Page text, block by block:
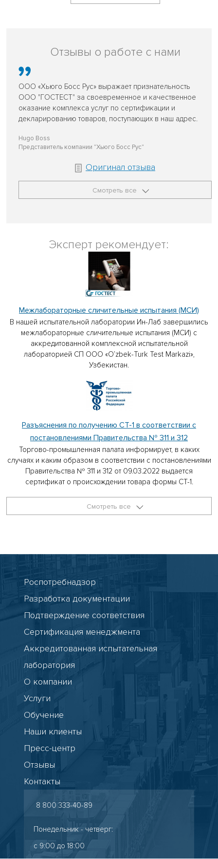
Отзывы о работе с нами
ООО «Хьюго Босс Рус» выражает признательность
ООО "ГОСТЕСТ" за своевременное и качественное
оказание комплекса услуг по сертификации и
декларированию товаров, поступающих в наш адрес.
Hugo Boss
Представитель компании "Хьюго Босс Рус"
Оригинал отзыва
Смотреть все
Эксперт рекомендует:
Межлабораторные сличительные испытания (МСИ)
В нашей испытательной лаборатории Ин-Лаб завершились
межлабораторные сличительные испытания (МСИ) с
аккредитованной комплексной испытательной
лабораторией СП ООО «O’zbek-Turk Test Markazi»,
Узбекистан.
Разъяснения по получению СТ-1 в соответствии с
постановлениями Правительства № 311 и 312
Торгово-промышленная палата информирует, в каких
случаях и каким образом в соответствии с постановлениями
Правительства № 311 и 312 от 09.03.2022 выдается
сертификат о происхождении товара формы СТ-1.
Смотреть все
О компании
Услуги
Обучение
Наши клиенты
Пресс-центр
Отзывы
Контакты
8 800 333-40-89
Понедельник - четверг:
с 9:00 до 18:00
Роспотребнадзор
Разработка документации
Подтверждение соответствия
Сертификация менеджмента
Аккредитованная испытательная
лаборатория